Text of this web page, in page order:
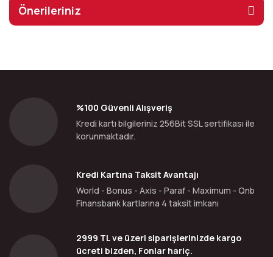
Önerileriniz
%100 Güvenli Alışveriş
Kredi kartı bilgileriniz 256Bit SSL sertifikası ile
korunmaktadır.
Kredi Kartına Taksit Avantajı
World - Bonus - Axis - Paraf - Maximum - Qnb
Finansbank kartlarına 4 taksit imkanı
2999 TL ve üzeri siparişlerinizde kargo
ücreti bizden, Fonlar hariç.